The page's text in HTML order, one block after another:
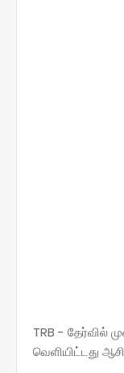
TRB - தேர்வில்
வெளியிட்டது